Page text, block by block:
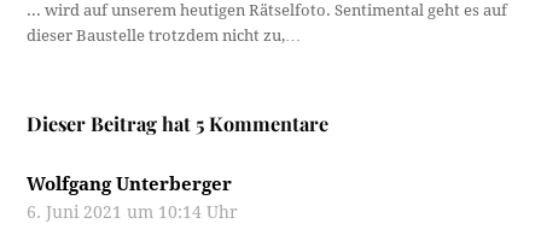
... wird auf unserem heutigen Rätselfoto. Sentimental geht es auf
dieser Baustelle trotzdem nicht zu,…
Dieser Beitrag hat 5 Kommentare
Wolfgang Unterberger
6. Juni 2021 um 10:14 Uhr